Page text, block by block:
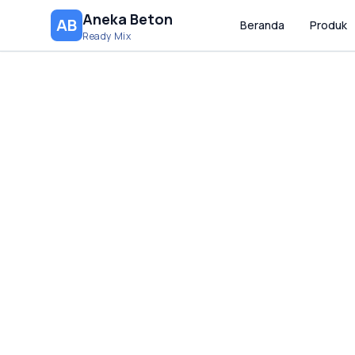
AB Aneka Beton
Ready Mix
Beranda Produk